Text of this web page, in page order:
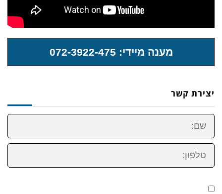
מענה מיידי: 072-3922-475
יצירת קשר
שם:
טלפון: